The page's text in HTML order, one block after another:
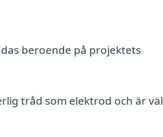
beroende på projektets
tråd som elektrod och är väl